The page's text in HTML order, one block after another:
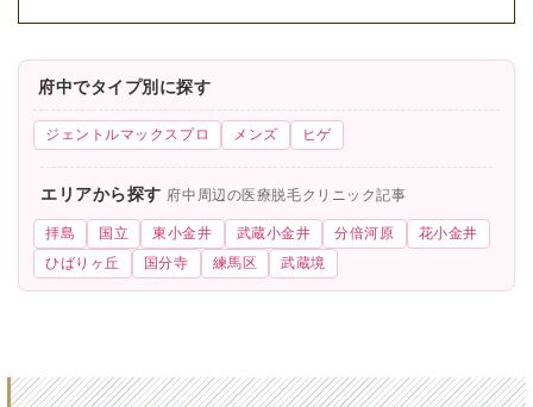
府中でタイプ別に探す
ジェントルマックスプロ メンズ ヒゲ
エリアから探す 府中周辺の医療脱毛クリニック記事
拝島 国立 東小金井 武蔵小金井 分倍河原
花小金井
ひばりヶ丘
国分寺 練馬区 武蔵境